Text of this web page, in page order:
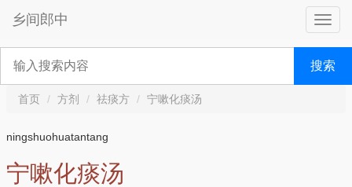
乡间郎中
搜索
首页 方剂 祛痰方 宁嗽化痰汤
ningshuohuatantang
宁嗽化痰汤